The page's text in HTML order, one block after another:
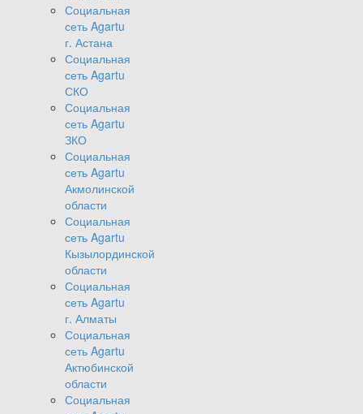
Социальная
сеть Agartu
г. Астана
Социальная
сеть Agartu
СКО
Социальная
сеть Agartu
ЗКО
Социальная
сеть Agartu
Акмолинской
области
Социальная
сеть Agartu
Кызылординской
области
Социальная
сеть Agartu
г. Алматы
Социальная
сеть Agartu
Актюбинской
области
Социальная